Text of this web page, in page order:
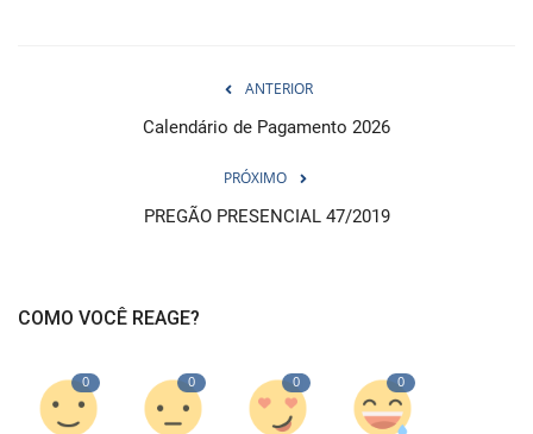
ANTERIOR
Calendário de Pagamento 2026
PRÓXIMO
PREGÃO PRESENCIAL 47/2019
COMO VOCÊ REAGE?
0 0 0 0